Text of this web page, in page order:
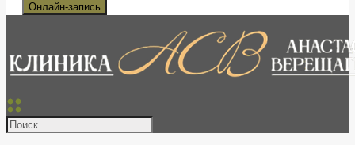
Онлайн-запись